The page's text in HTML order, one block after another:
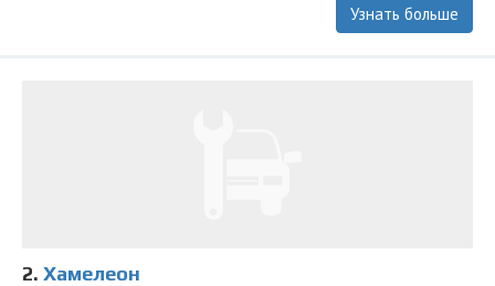
Узнать больше
2. Хамелеон